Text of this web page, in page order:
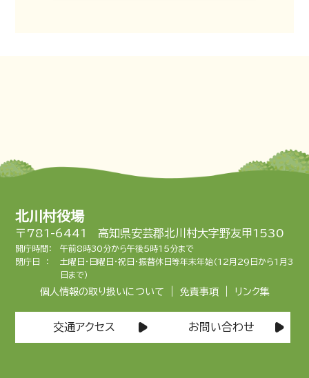
北川村役場
〒781-6441 高知県安芸郡北川村大字野友甲1530
開庁時間：
午前8時30分から午後5時15分まで
閉庁日 ：
土曜日・日曜日・祝日・振替休日等年末年始（12月29日から1月3
日まで）
個人情報の取り扱いについて 免責事項 リンク集
交通アクセス お問い合わせ